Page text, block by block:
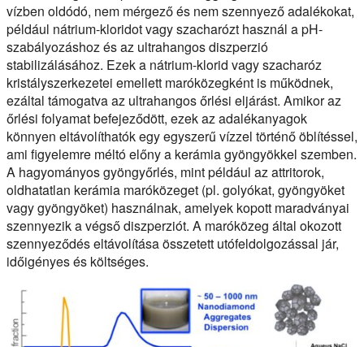
vízben oldódó, nem mérgező és nem szennyező adalékokat,
például nátrium-kloridot vagy szacharózt használ a pH-
szabályozáshoz és az ultrahangos diszperzió
stabilizálásához. Ezek a nátrium-klorid vagy szacharóz
kristályszerkezetei emellett maróközegként is működnek,
ezáltal támogatva az ultrahangos őrlési eljárást. Amikor az
őrlési folyamat befejeződött, ezek az adalékanyagok
könnyen eltávolíthatók egy egyszerű vízzel történő öblítéssel,
ami figyelemre méltó előny a kerámia gyöngyökkel szemben.
A hagyományos gyöngyőrlés, mint például az attritorok,
oldhatatlan kerámia maróközeget (pl. golyókat, gyöngyöket
vagy gyöngyöket) használnak, amelyek kopott maradványai
szennyezik a végső diszperziót. A maróközeg által okozott
szennyeződés eltávolítása összetett utófeldolgozással jár,
időigényes és költséges.